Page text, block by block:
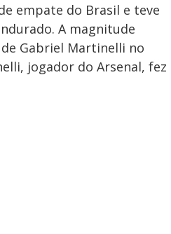
empate do Brasil e teve
A magnitude
Gabriel Martinelli no
jogador do Arsenal, fez